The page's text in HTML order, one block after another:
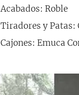
Acabados: Roble
Tiradores y Patas:
Cajones: Emuca